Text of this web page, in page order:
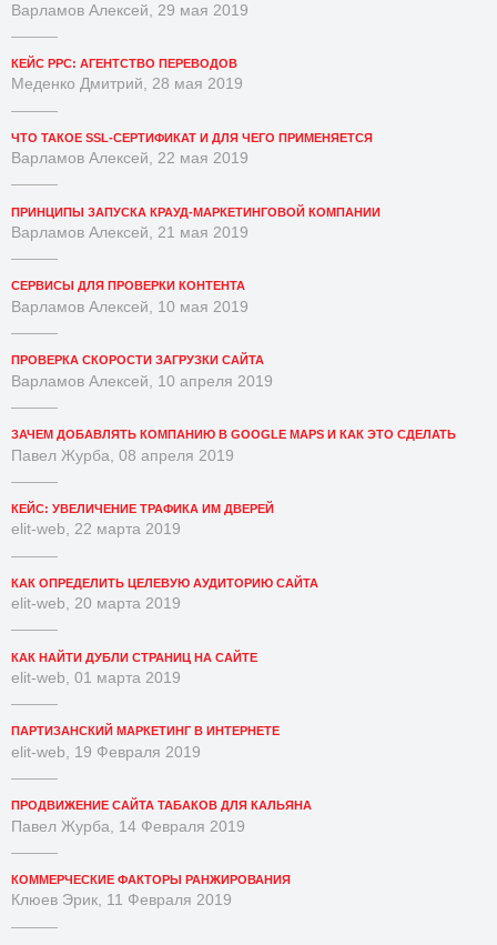
Варламов Алексей, 29 мая 2019
КЕЙС PPC: АГЕНТСТВО ПЕРЕВОДОВ
Меденко Дмитрий, 28 мая 2019
ЧТО ТАКОЕ SSL-СЕРТИФИКАТ И ДЛЯ ЧЕГО ПРИМЕНЯЕТСЯ
Варламов Алексей, 22 мая 2019
ПРИНЦИПЫ ЗАПУСКА КРАУД-МАРКЕТИНГОВОЙ КОМПАНИИ
Варламов Алексей, 21 мая 2019
СЕРВИСЫ ДЛЯ ПРОВЕРКИ КОНТЕНТА
Варламов Алексей, 10 мая 2019
ПРОВЕРКА СКОРОСТИ ЗАГРУЗКИ САЙТА
Варламов Алексей, 10 апреля 2019
ЗАЧЕМ ДОБАВЛЯТЬ КОМПАНИЮ В GOOGLE MAPS И КАК ЭТО СДЕЛАТЬ
Павел Журба, 08 апреля 2019
КЕЙС: УВЕЛИЧЕНИЕ ТРАФИКА ИМ ДВЕРЕЙ
elit-web, 22 марта 2019
КАК ОПРЕДЕЛИТЬ ЦЕЛЕВУЮ АУДИТОРИЮ САЙТА
elit-web, 20 марта 2019
КАК НАЙТИ ДУБЛИ СТРАНИЦ НА САЙТЕ
elit-web, 01 марта 2019
ПАРТИЗАНСКИЙ МАРКЕТИНГ В ИНТЕРНЕТЕ
elit-web, 19 Февраля 2019
ПРОДВИЖЕНИЕ САЙТА ТАБАКОВ ДЛЯ КАЛЬЯНА
Павел Журба, 14 Февраля 2019
КОММЕРЧЕСКИЕ ФАКТОРЫ РАНЖИРОВАНИЯ
Клюев Эрик, 11 Февраля 2019